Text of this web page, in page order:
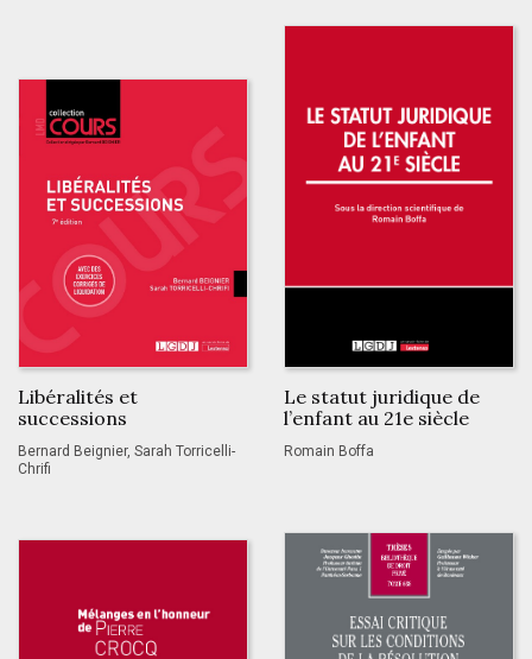
Libéralités et
successions
Bernard Beignier, Sarah Torricelli-
Chrifi
Le statut juridique de
l’enfant au 21e siècle
Romain Boffa